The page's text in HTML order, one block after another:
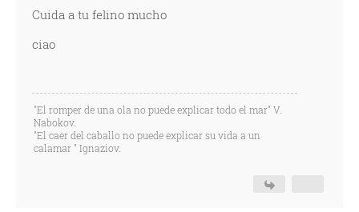
Cuida a tu felino mucho
ciao
"El romper de una ola no puede explicar todo el mar" V.
Nabokov.
"El caer del caballo no puede explicar su vida a un
calamar " Ignaziov.